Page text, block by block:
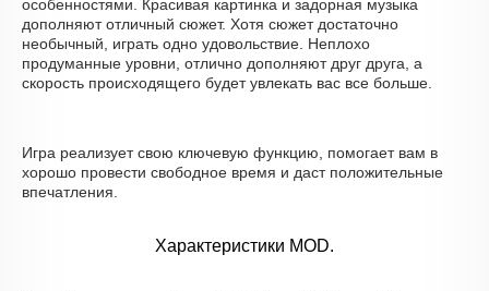
особенностями. Красивая картинка и задорная музыка
дополняют отличный сюжет. Хотя сюжет достаточно
необычный, играть одно удовольствие. Неплохо
продуманные уровни, отлично дополняют друг друга, а
скорость происходящего будет увлекать вас все больше.
Игра реализует свою ключевую функцию, помогает вам в
хорошо провести свободное время и даст положительные
впечатления.
Характеристики MOD.